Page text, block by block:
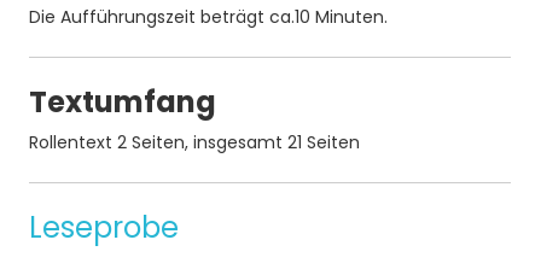
Die Aufführungszeit beträgt ca.10 Minuten.
Textumfang
Rollentext 2 Seiten, insgesamt 21 Seiten
Leseprobe